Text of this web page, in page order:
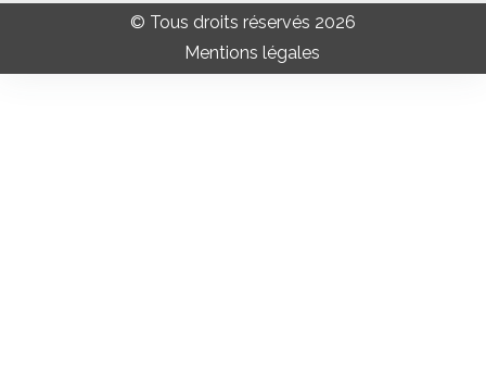
© Tous droits réservés 2026
Mentions légales